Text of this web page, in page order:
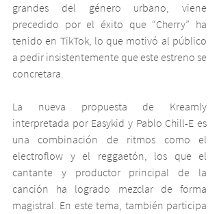
grandes del género urbano, viene
precedido por el éxito que “Cherry” ha
tenido en TikTok, lo que motivó al público
a pedir insistentemente que este estreno se
concretara.
La nueva propuesta de Kreamly
interpretada por Easykid y Pablo Chill-E es
una combinación de ritmos como el
electroflow y el reggaetón, los que el
cantante y productor principal de la
canción ha logrado mezclar de forma
magistral. En este tema, también participa